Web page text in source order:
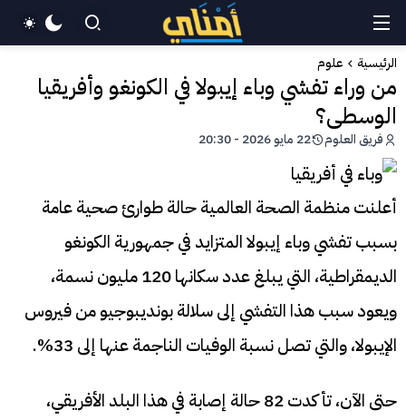
الرئيسية علوم
من وراء تفشي وباء إيبولا في الكونغو وأفريقيا
الوسطى؟
فريق العلوم 22 مايو 2026 - 20:30
أعلنت منظمة الصحة العالمية حالة طوارئ صحية عامة
بسبب تفشي وباء إيبولا المتزايد في جمهورية الكونغو
الديمقراطية، التي يبلغ عدد سكانها 120 مليون نسمة،
ويعود سبب هذا التفشي إلى سلالة بونديبوجيو من فيروس
الإيبولا، والتي تصل نسبة الوفيات الناجمة عنها إلى 33%.
حتى الآن، تأكدت 82 حالة إصابة في هذا البلد الأفريقي،